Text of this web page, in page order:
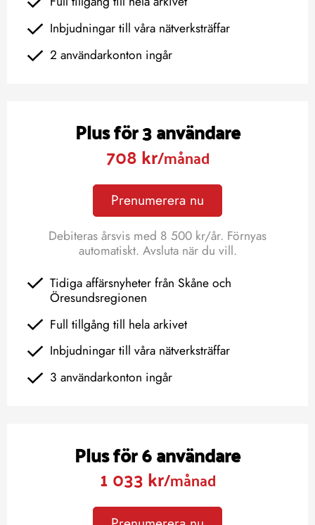
Inbjudningar till våra nätverksträffar
2 användarkonton ingår
Plus för 3 användare
708 kr/månad
Prenumerera nu
Debiteras årsvis med 8 500 kr/år. Förnyas
automatiskt. Avsluta när du vill.
Tidiga affärsnyheter från Skåne och
Öresundsregionen
Full tillgång till hela arkivet
Inbjudningar till våra nätverksträffar
3 användarkonton ingår
Plus för 6 användare
1 033 kr/månad